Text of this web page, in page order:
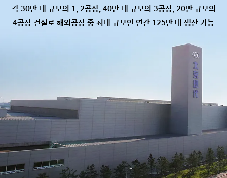
각 30만 대 규모의 1, 2공장, 40만 대 규모의 3공장, 20만 규모의
4공장 건설로 해외공장 중 최대 규모인 연간 125만 대 생산 가능